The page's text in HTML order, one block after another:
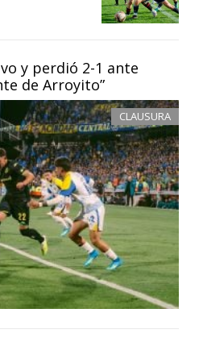
y perdió 2-1 ante
de Arroyito”
CLAUSURA